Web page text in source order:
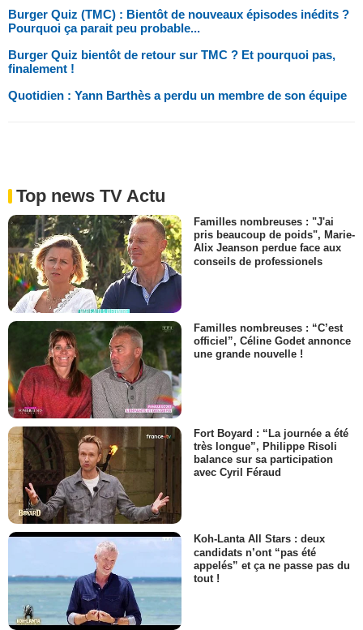
Burger Quiz (TMC) : Bientôt de nouveaux épisodes inédits ?
Pourquoi ça parait peu probable...
Burger Quiz bientôt de retour sur TMC ? Et pourquoi pas,
finalement !
Quotidien : Yann Barthès a perdu un membre de son équipe
Top news TV Actu
Familles nombreuses : "J'ai
pris beaucoup de poids", Marie-
Alix Jeanson perdue face aux
conseils de professionels
Familles nombreuses : “C’est
officiel”, Céline Godet annonce
une grande nouvelle !
Fort Boyard : “La journée a été
très longue”, Philippe Risoli
balance sur sa participation
avec Cyril Féraud
Koh-Lanta All Stars : deux
candidats n’ont “pas été
appelés” et ça ne passe pas du
tout !